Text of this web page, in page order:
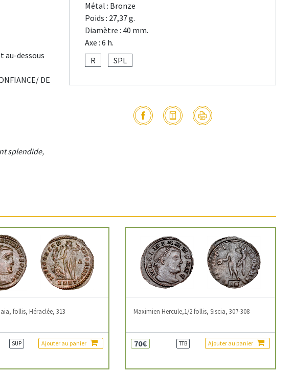
au-dessous
DE
splendide,
Métal : Bronze
Poids : 27,37 g.
Diamètre : 40 mm.
Axe : 6 h.
R
SPL
follis, Héraclée, 313
SUP Ajouter au panier
Maximien Hercule,1/2 follis, Siscia, 307-308
70€ TTB Ajouter au panier